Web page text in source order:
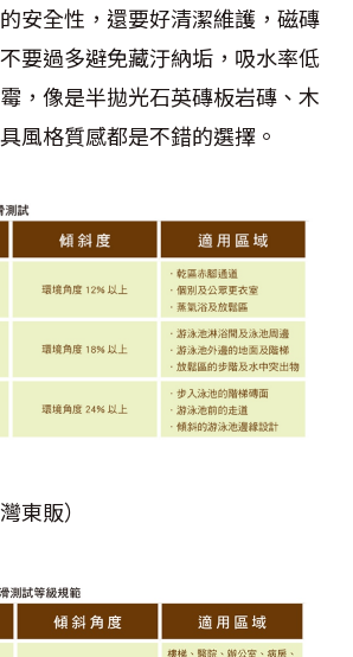
安全性，還要好清潔維護，磁磚
要過多避免藏汙納垢，吸水率低
，像是半拋光石英磚板岩磚、木
風格質感都是不錯的選擇。
東販）